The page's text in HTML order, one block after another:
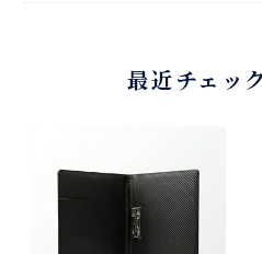
最近チェッ